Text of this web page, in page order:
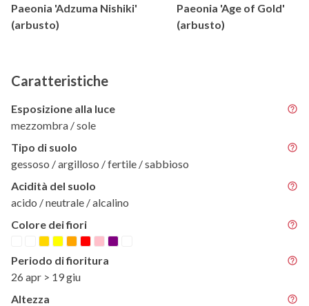
Paeonia 'Adzuma Nishiki'
(arbusto)
Paeonia 'Age of Gold'
(arbusto)
Caratteristiche
Esposizione alla luce
mezzombra / sole
Tipo di suolo
gessoso / argilloso / fertile / sabbioso
Acidità del suolo
acido / neutrale / alcalino
Colore dei fiori
Periodo di fioritura
26 apr > 19 giu
Altezza